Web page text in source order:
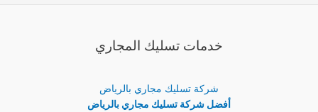
خدمات تسليك المجاري
شركة تسليك مجاري بالرياض
أفضل شركة تسليك مجاري بالرياض